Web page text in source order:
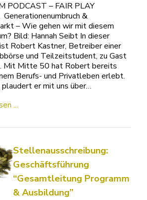
PODCAST – FAIR PLAY
&
– Wie gehen wir mit diesem
Bild: Hannah Seibt In dieser
Robert Kastner, Betreiber einer
und Teilzeitstudent, zu Gast
Mit Mitte 50 hat Robert bereits
Berufs- und Privatleben erlebt.
plaudert er mit uns über…
...
Stellenausschreibung:
Geschäftsführung
“Gesamtleitung Programm
& Ausbildung”